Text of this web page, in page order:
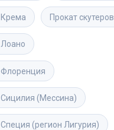
Крема Прокат скутеров
Лоано
Флоренция
Сицилия (Мессина)
Специя (регион Лигурия)